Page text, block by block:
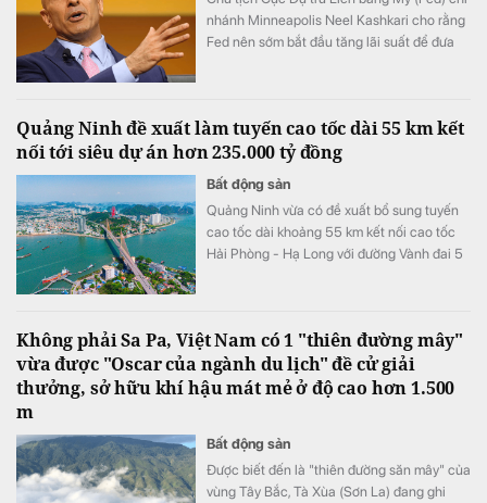
nhánh Minneapolis Neel Kashkari cho rằng
Fed nên sớm bắt đầu tăng lãi suất để đưa
Quảng Ninh đề xuất làm tuyến cao tốc dài 55 km kết
nối tới siêu dự án hơn 235.000 tỷ đồng
Bất động sản
Quảng Ninh vừa có đề xuất bổ sung tuyến
cao tốc dài khoảng 55 km kết nối cao tốc
Hải Phòng - Hạ Long với đường Vành đai 5
Không phải Sa Pa, Việt Nam có 1 "thiên đường mây"
vừa được "Oscar của ngành du lịch" đề cử giải
thưởng, sở hữu khí hậu mát mẻ ở độ cao hơn 1.500
m
Bất động sản
Được biết đến là "thiên đường săn mây" của
vùng Tây Bắc, Tà Xùa (Sơn La) đang ghi